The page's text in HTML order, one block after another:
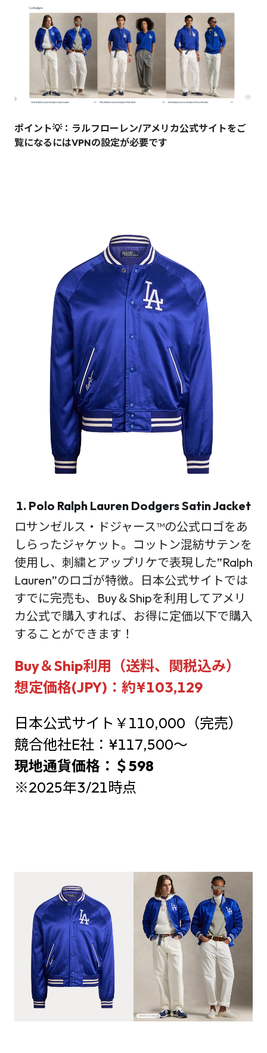
ポイント💡：ラルフローレン/アメリカ公式サイトをご
覧になるにはVPNの設定が必要です
1. Polo Ralph Lauren Dodgers Satin Jacket
ロサンゼルス・ドジャース™の公式ロゴをあ
しらったジャケット。コットン混紡サテンを
使用し、刺繍とアップリケで表現した”Ralph
Lauren”のロゴが特徴。日本公式サイトでは
すでに完売も、Buy＆Shipを利用してアメリ
カ公式で購入すれば、お得に定価以下で購入
することができます！
Buy＆Ship利用（送料、関税込み）
想定価格(JPY)：約¥103,129
日本公式サイト￥110,000（完売）
競合他社E社：¥117,500～
現地通貨価格：＄598
※2025年3/21時点